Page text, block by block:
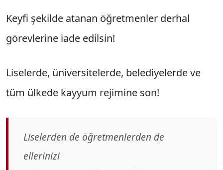
Keyfi şekilde atanan öğretmenler derhal
görevlerine iade edilsin!
Liselerde, üniversitelerde, belediyelerde ve
tüm ülkede kayyum rejimine son!
Liselerden de öğretmenlerden de
ellerinizi